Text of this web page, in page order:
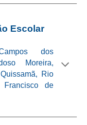
Escolar
dos
Moreira,
Rio
de